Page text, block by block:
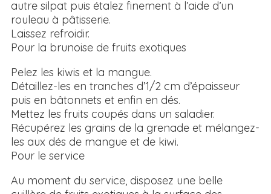
autre silpat puis étalez finement à l’aide d’un
rouleau à pâtisserie.
Laissez refroidir.
Pour la brunoise de fruits exotiques
Pelez les kiwis et la mangue.
Détaillez-les en tranches d’1/2 cm d’épaisseur
puis en bâtonnets et enfin en dés.
Mettez les fruits coupés dans un saladier.
Récupérez les grains de la grenade et mélangez-
les aux dés de mangue et de kiwi.
Pour le service
Au moment du service, disposez une belle